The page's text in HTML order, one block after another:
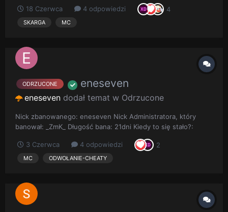
omijanie systemu blokad gdzie nic nie omijalem cheatowalem i
wchodzilem z innego konta czy cos nie. za mocno sie
18 Czerwca 4 odpowiedzi 4
SKARGA MC
ODRZUCONE eneseven
eneseven dodał temat w Odrzucone
Nick zbanowanego: eneseven Nick Administratora, który
banował: _ZmK_ Długość bana: 21dni Kiedy to się stało?:
na sprawdzanie na którym jak mi _ZmK_ powiedział że według
logów wszedłem na serwer z odpalonym x-ray który wył...
3 Czerwca 4 odpowiedzi 2
MC ODWOŁANIE-CHEATY